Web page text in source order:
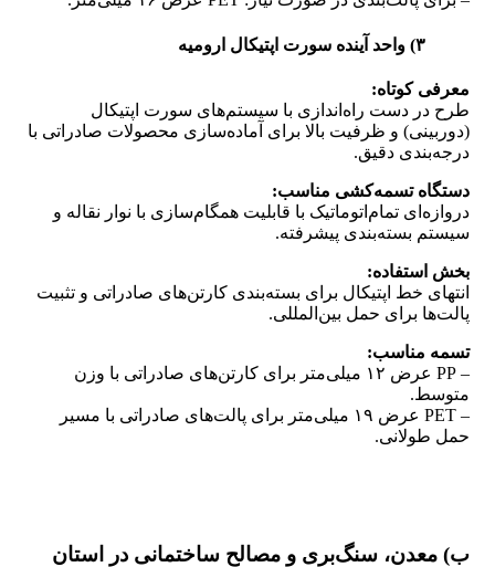
معرفی کوتاه:
طرح در دست راه‌اندازی با سیستم‌های سورت اپتیکال
(دوربینی) و ظرفیت بالا برای آماده‌سازی محصولات صادراتی با
درجه‌بندی دقیق.
دستگاه تسمه‌کشی مناسب:
دروازه‌ای تمام‌اتوماتیک با قابلیت همگام‌سازی با نوار نقاله و
سیستم بسته‌بندی پیشرفته.
بخش استفاده:
انتهای خط اپتیکال برای بسته‌بندی کارتن‌های صادراتی و تثبیت
پالت‌ها برای حمل بین‌المللی.
تسمه مناسب:
– PP عرض ۱۲ میلی‌متر برای کارتن‌های صادراتی با وزن
متوسط.
– PET عرض ۱۹ میلی‌متر برای پالت‌های صادراتی با مسیر
حمل طولانی.
ب) معدن، سنگ‌بری و مصالح ساختمانی در استان